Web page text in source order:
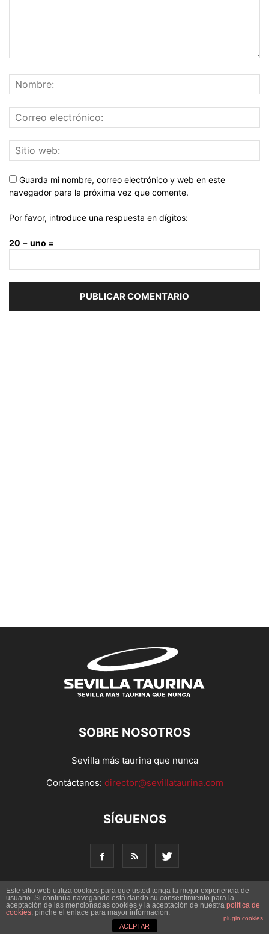
Guarda mi nombre, correo electrónico y web en este
navegador para la próxima vez que comente.
Por favor, introduce una respuesta en dígitos:
20 − uno =
SOBRE NOSOTROS
Sevilla más taurina que nunca
Contáctanos: director@sevillataurina.com
SÍGUENOS
© Copyright 2016 - Sevilla Taurina. Todos los derechos
reservados | Desarrollado por
Este sitio web utiliza cookies para que usted tenga la mejor experiencia de
usuario. Si continúa navegando está dando su consentimiento para la
aceptación de las mencionadas cookies y la aceptación de nuestra política de
cookies, pinche el enlace para mayor información.
plugin cookies
ACEPTAR